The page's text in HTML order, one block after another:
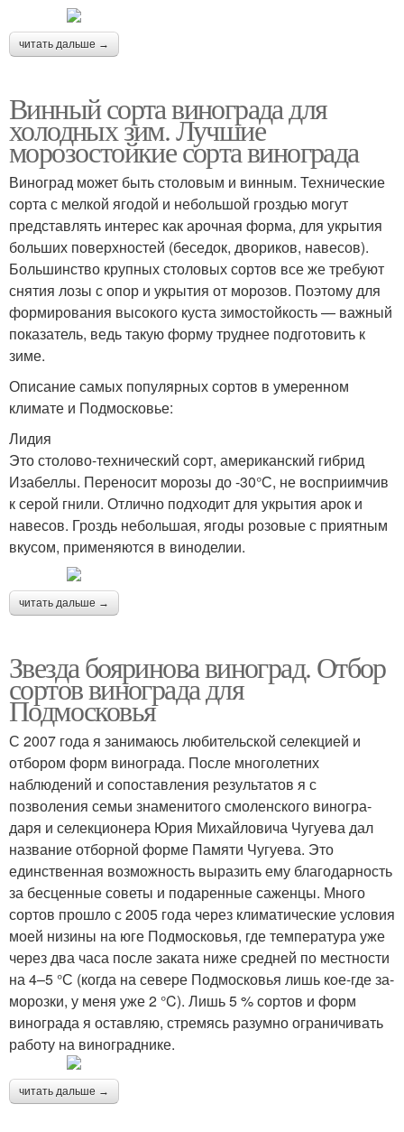
читать дальше →
Винный сорта винограда для
холодных зим. Лучшие
морозостойкие сорта винограда
Виноград может быть столовым и винным. Технические
сорта с мелкой ягодой и небольшой гроздью могут
представлять интерес как арочная форма, для укрытия
больших поверхностей (беседок, двориков, навесов).
Большинство крупных столовых сортов все же требуют
снятия лозы с опор и укрытия от морозов. Поэтому для
формирования высокого куста зимостойкость — важный
показатель, ведь такую форму труднее подготовить к
зиме.
Описание самых популярных сортов в умеренном
климате и Подмосковье:
Лидия
Это столово-технический сорт, американский гибрид
Изабеллы. Переносит морозы до -30°С, не восприимчив
к серой гнили. Отлично подходит для укрытия арок и
навесов. Гроздь небольшая, ягоды розовые с приятным
вкусом, применяются в виноделии.
читать дальше →
Звезда бояринова виноград. Отбор
сортов винограда для
Подмосковья
С 2007 года я занимаюсь любительской селекцией и
отбором форм винограда. После многолетних
наблюдений и сопо­ставления результатов я с
позволения се­мьи знаменитого смоленского виногра­
даря и селекционера Юрия Михайловича Чугуева дал
название отборной форме Памяти Чугуева. Это
единственная воз­можность выразить ему благодарность
за бесценные советы и подаренные са­женцы. Много
сортов прошло с 2005 года через климатические условия
моей низи­ны на юге Подмосковья, где температу­ра уже
через два часа после заката ниже средней по местности
на 4–5 °С (когда на севере Подмосковья лишь кое­-где за­
морозки, у меня уже ­2 °C). Лишь 5 % сортов и форм
винограда я оставляю, стремясь разумно ограничивать
работу на винограднике.
читать дальше →